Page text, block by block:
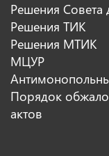
Решения Совета
Решения ТИК
Решения МТИК
МЦУР
Порядок
актов